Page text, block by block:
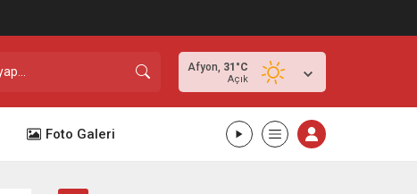
Afyon, 31 °C
Açık
Foto Galeri